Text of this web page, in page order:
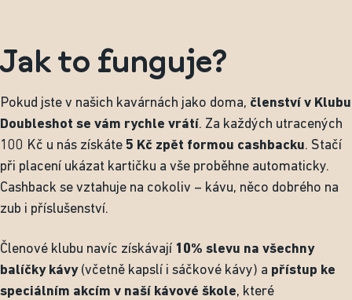
Jak to funguje?
Pokud jste v našich kavárnách jako doma, členství v Klubu
Doubleshot se vám rychle vrátí. Za každých utracených
100 Kč u nás získáte 5 Kč zpět formou cashbacku. Stačí
při placení ukázat kartičku a vše proběhne automaticky.
Cashback se vztahuje na cokoliv – kávu, něco dobrého na
zub i příslušenství.
Členové klubu navíc získávají 10% slevu na všechny
balíčky kávy(včetně kapslí i sáčkové kávy) a přístup ke
speciálním akcím v naší kávové škole, které